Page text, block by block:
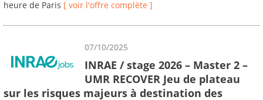
heure de Paris [ voir l'offre complète ]
07/10/2025
INRAE / stage 2026 – Master 2 –
UMR RECOVER Jeu de plateau
sur les risques majeurs à destination des